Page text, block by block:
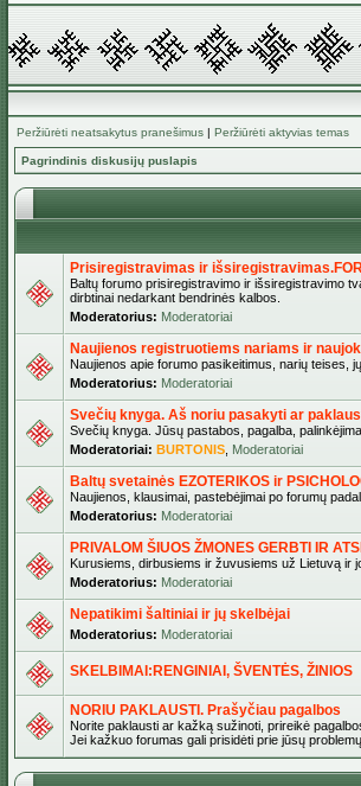
Peržiūrėti neatsakytus pranešimus | Peržiūrėti aktyvias temas
Pagrindinis diskusijų puslapis
Prisiregistravimas ir
Baltų forumo prisiregistravimo ir išsiregistravimo
dirbtinai nedarkant bendrinės kalbos.
Moderatorius: Moderatoriai
Naujienos registruotiems nariams ir
Naujienos apie forumo pasikeitimus, narių teises,
Moderatorius: Moderatoriai
Svečių knyga. Aš noriu pasakyti ar
Svečių knyga. Jūsų pastabos, pagalba,
Moderatoriai: BURTONIS Moderatoriai
Baltų svetainės EZOTERIKOS ir
Naujienos, klausimai, pastebėjimai po forumų
Moderatorius: Moderatoriai
PRIVALOM ŠIUOS ŽMONES GERBTI IR
Kurusiems, dirbusiems ir žuvusiems už Lietuvą ir
Moderatorius: Moderatoriai
Nepatikimi šaltiniai ir jų skelbėjai
Moderatorius: Moderatoriai
SKELBIMAI:RENGINIAI, ŠVENTĖS, ŽINIOS
NORIU PAKLAUSTI. Prašyčiau pagalbos
Norite paklausti ar kažką sužinoti, prireikė
Jei kažkuo forumas gali prisidėti prie jūsų